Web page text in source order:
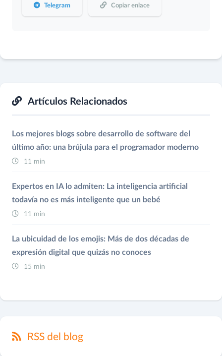
Telegram Copiar enlace
Artículos Relacionados
Los mejores blogs sobre desarrollo de software del
último año: una brújula para el programador moderno
11 min
Expertos en IA lo admiten: La inteligencia artificial
todavía no es más inteligente que un bebé
11 min
La ubicuidad de los emojis: Más de dos décadas de
expresión digital que quizás no conoces
15 min
RSS del blog